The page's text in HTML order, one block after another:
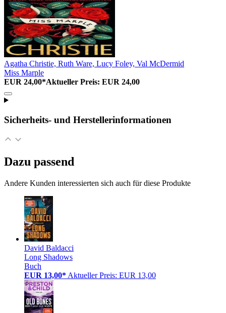
Agatha Christie, Ruth Ware, Lucy Foley, Val McDermid
Miss Marple
EUR 24,00*Aktueller Preis: EUR 24,00
Sicherheits- und Herstellerinformationen
Dazu passend
Andere Kunden interessierten sich auch für diese Produkte
David Baldacci
Long Shadows
Buch
EUR 13,00* Aktueller Preis: EUR 13,00